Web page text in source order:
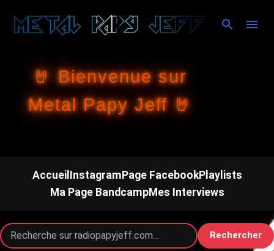
Accéder au contenu principal
🤘 Bienvenue sur
Metal Papy Jeff 🤘
Accueil InstagramPage FacebookPlaylists
Ma Page BandcampMes Interviews
Rechercher